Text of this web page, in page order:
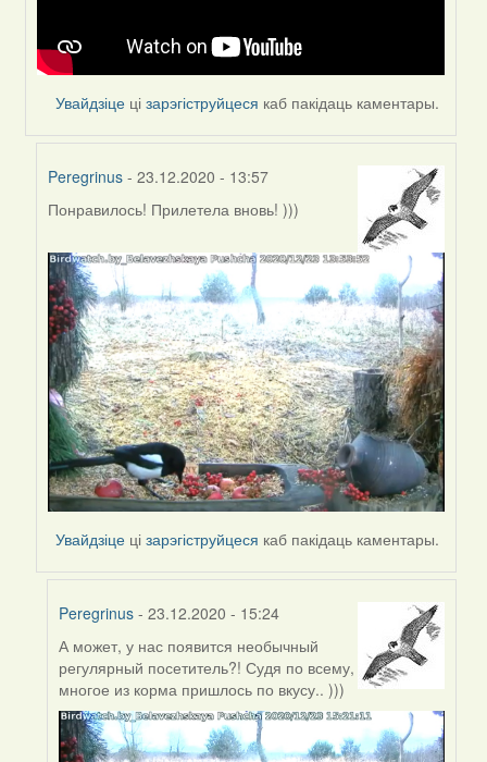
Увайдзіце цізарэгіструйцеся каб пакідаць каментары.
Peregrinus - 23.12.2020 - 13:57
In
to
by
Feather
Понравилось! Прилетела вновь! )))
Увайдзіце цізарэгіструйцеся каб пакідаць каментары.
Peregrinus- 23.12.2020 - 15:24
In
reply
to
by
Peregrinus
А может, у нас появится необычный
регулярный посетитель?! Судя по всему,
многое из корма пришлось по вкусу.. )))